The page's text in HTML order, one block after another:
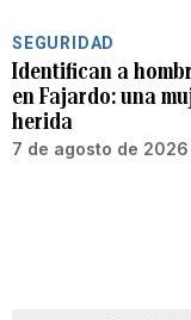
SEGURIDAD
Identifican a
en Fajardo: una
herida
7 de agosto de 2026